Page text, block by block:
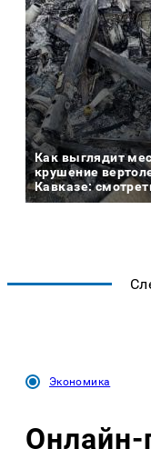
Как выглядит
крушение
Кавказе:
Экономика